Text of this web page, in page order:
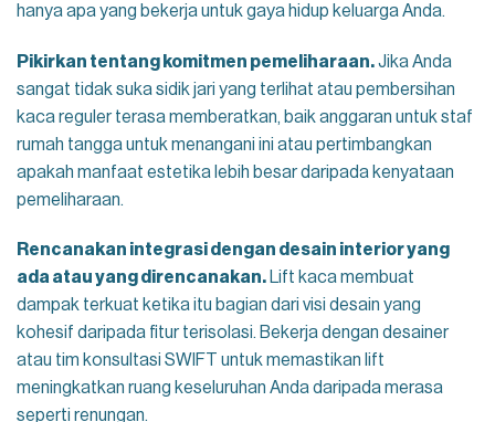
hanya apa yang bekerja untuk gaya hidup keluarga Anda.
Pikirkan tentang komitmen pemeliharaan.Jika Anda
sangat tidak suka sidik jari yang terlihat atau pembersihan
kaca reguler terasa memberatkan, baik anggaran untuk staf
rumah tangga untuk menangani ini atau pertimbangkan
apakah manfaat estetika lebih besar daripada kenyataan
pemeliharaan.
Rencanakan integrasi dengan desain interior yang
ada atau yang direncanakan. Lift kaca membuat
dampak terkuat ketika itu bagian dari visi desain yang
kohesif daripada fitur terisolasi. Bekerja dengan desainer
atau tim konsultasi SWIFT untuk memastikan lift
meningkatkan ruang keseluruhan Anda daripada merasa
seperti renungan.